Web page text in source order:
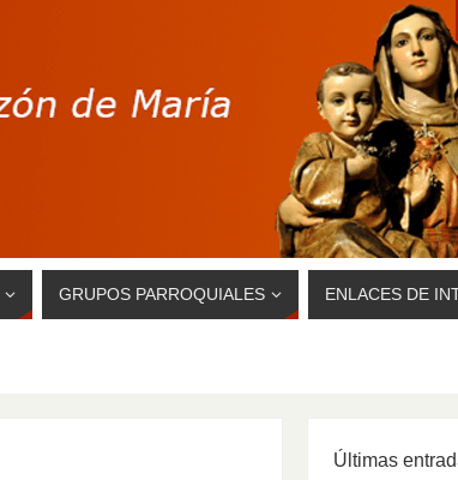
GRUPOS PARROQUIALES ENLACES DE
Últimas